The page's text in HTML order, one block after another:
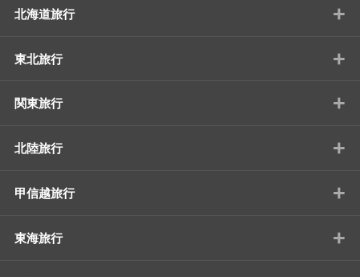
北海道旅行 +
東北旅行 +
関東旅行 +
北陸旅行 +
甲信越旅行 +
東海旅行 +